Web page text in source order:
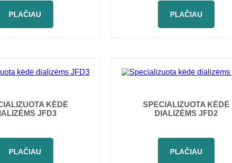
PLAČIAU PLAČIAU
KĖDĖ
JFD3
PLAČIAU
SPECIALIZUOTA KĖDĖ
DIALIZĖMS JFD2
PLAČIAU